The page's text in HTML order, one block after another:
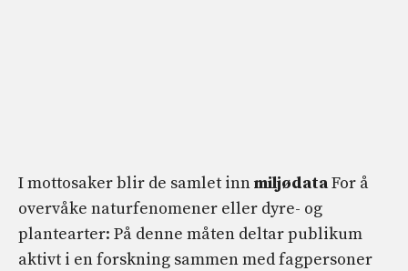
I mottosaker blir de samlet innmiljødataFor å
overvåke naturfenomener eller dyre- og
plantearter: På denne måten deltar publikum
aktivt i en forskning sammen med fagpersoner